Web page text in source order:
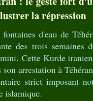
la répression
d'eau de
des trois semaines
Cette Kurde
arrestation à
strict imposant
islamique.